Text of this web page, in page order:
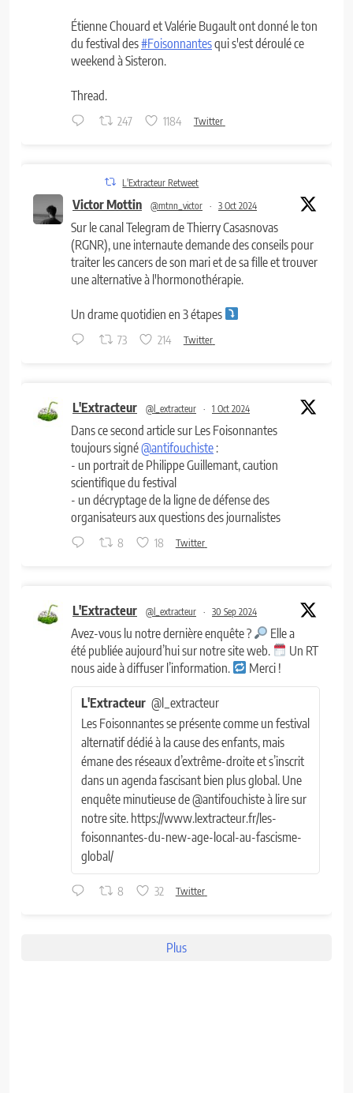
Étienne Chouard et Valérie Bugault ont donné le ton
du festival des#Foisonnantesqui s'est déroulé ce
weekend à Sisteron.
Thread.
247 1184 Twitter
L'Extracteur Retweet
Victor Mottin @mtnn_victor · 3 Oct 2024
Sur le canal Telegram de Thierry Casasnovas
(RGNR), une internaute demande des conseils pour
traiter les cancers de son mari et de sa fille et trouver
une alternative à l'hormonothérapie.
Un drame quotidien en 3 étapes
73 214 Twitter
L'Extracteur @l_extracteur · 1 Oct 2024
Dans ce second article sur Les Foisonnantes
toujours signé@antifouchiste :
- un portrait de Philippe Guillemant, caution
scientifique du festival
- un décryptage de la ligne de défense des
organisateurs aux questions des journalistes
8 18 Twitter
L'Extracteur @l_extracteur · 30 Sep 2024
Avez-vous lu notre dernière enquête ?
Elle a
été publiée aujourd’hui sur notre site web.
Un RT
nous aide à diffuser l’information.
Merci !
L'Extracteur @l_extracteur
Les Foisonnantes se présente comme un festival
alternatif dédié à la cause des enfants, mais
émane des réseaux d’extrême-droite et s’inscrit
dans un agenda fascisant bien plus global. Une
enquête minutieuse de @antifouchiste à lire sur
notre site. https://www.lextracteur.fr/les-
foisonnantes-du-new-age-local-au-fascisme-
global/
8 32 Twitter
Plus